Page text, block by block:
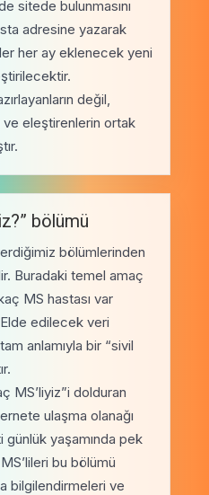
sitede bulunmasını
adresine yazarak
her ay eklenecek yeni
değil,
ve eleştirenlerin ortak
bölümü
bölümlerinden
Buradaki temel amaç
MS hastası var
edilecek veri
anlamıyla bir “sivil
MS’liyiz”i dolduran
ulaşma olanağı
yaşamında pek
bu bölümü
bilgilendirmeleri ve